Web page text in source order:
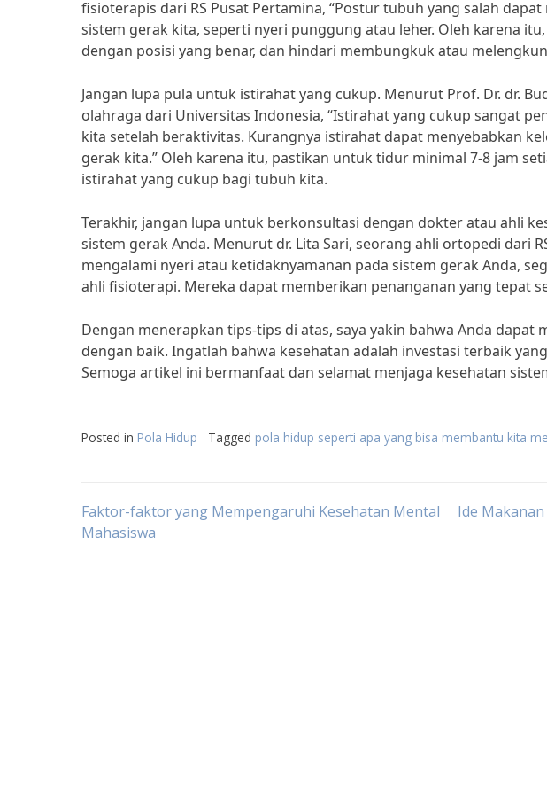
fisioterapis dari RS Pusat Pertamina, “Postur tubuh yang salah
sistem gerak kita, seperti nyeri punggung atau leher. Oleh karena
dengan posisi yang benar, dan hindari membungkuk atau
Jangan lupa pula untuk istirahat yang cukup. Menurut Prof. Dr. dr.
olahraga dari Universitas Indonesia, “Istirahat yang cukup sangat
kita setelah beraktivitas. Kurangnya istirahat dapat menyebabkan
gerak kita.” Oleh karena itu, pastikan untuk tidur minimal 7-8 jam
istirahat yang cukup bagi tubuh kita.
Terakhir, jangan lupa untuk berkonsultasi dengan dokter atau ahli
sistem gerak Anda. Menurut dr. Lita Sari, seorang ahli ortopedi dari
mengalami nyeri atau ketidaknyamanan pada sistem gerak Anda,
ahli fisioterapi. Mereka dapat memberikan penanganan yang tepat
Dengan menerapkan tips-tips di atas, saya yakin bahwa Anda dapat
dengan baik. Ingatlah bahwa kesehatan adalah investasi terbaik
Semoga artikel ini bermanfaat dan selamat menjaga kesehatan
Posted in Pola Hidup Tagged pola hidup seperti apa yang bisa membantu kita
Post
Faktor-faktor yang Mempengaruhi Kesehatan Mental
Mahasiswa
Ide